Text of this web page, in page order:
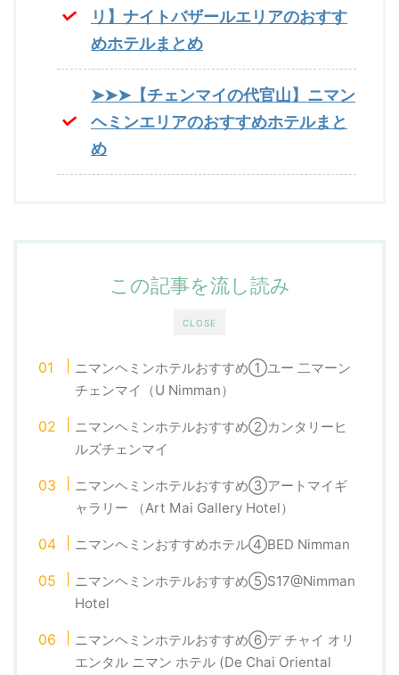
リ】ナイトバザールエリアのおすす
めホテルまとめ
➤➤➤【チェンマイの代官山】ニマン
ヘミンエリアのおすすめホテルまと
め
CLOSE
この記事を流し読み
ニマンヘミンホテルおすすめ①ユー 二マーン
チェンマイ（U Nimman）
ニマンヘミンホテルおすすめ②カンタリーヒ
ルズチェンマイ
ニマンヘミンホテルおすすめ③アートマイギ
ャラリー （Art Mai Gallery Hotel）
ニマンヘミンおすすめホテル④BED Nimman
ニマンヘミンホテルおすすめ⑤S17@Nimman
Hotel
ニマンヘミンホテルおすすめ⑥デ チャイ オリ
エンタル ニマン ホテル (De Chai Oriental